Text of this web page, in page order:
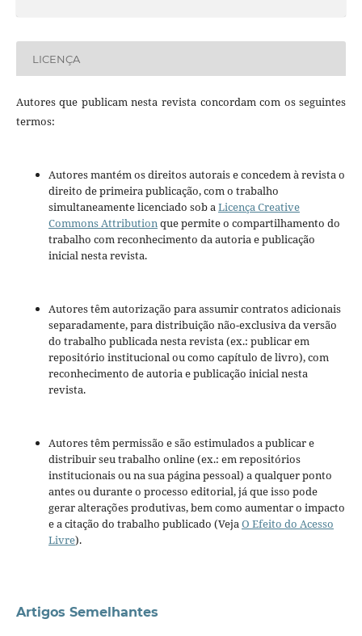
LICENÇA
Autores que publicam nesta revista concordam com os seguintes
termos:
Autores mantém os direitos autorais e concedem à revista o
direito de primeira publicação, com o trabalho
simultaneamente licenciado sob aLicença Creative
Commons Attributionque permite o compartilhamento do
trabalho com reconhecimento da autoria e publicação
inicial nesta revista.
Autores têm autorização para assumir contratos adicionais
separadamente, para distribuição não-exclusiva da versão
do trabalho publicada nesta revista (ex.: publicar em
repositório institucional ou como capítulo de livro), com
reconhecimento de autoria e publicação inicial nesta
revista.
Autores têm permissão e são estimulados a publicar e
distribuir seu trabalho online (ex.: em repositórios
institucionais ou na sua página pessoal) a qualquer ponto
antes ou durante o processo editorial, já que isso pode
gerar alterações produtivas, bem como aumentar o impacto
e a citação do trabalho publicado (VejaO Efeito do Acesso
Livre).
Artigos Semelhantes